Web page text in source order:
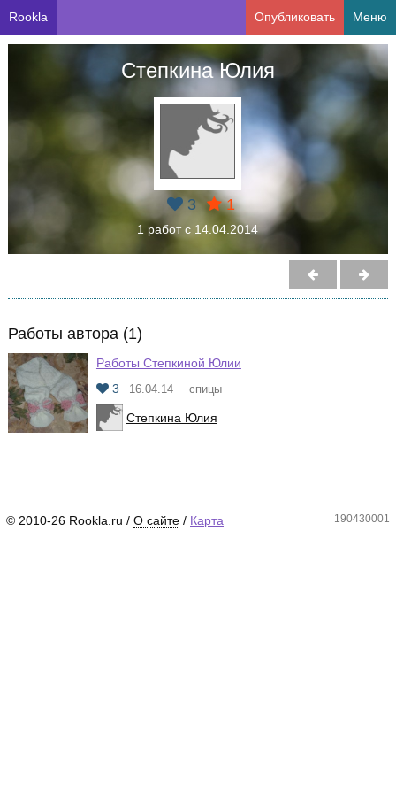
Rookla Опубликовать Меню
Степкина Юлия
3 1
1 работ с 14.04.2014
Работы автора (1)
Работы Степкиной Юлии
3
16.04.14 спицы
Степкина Юлия
© 2010-26 Rookla.ru / О сайте / Карта 190430001